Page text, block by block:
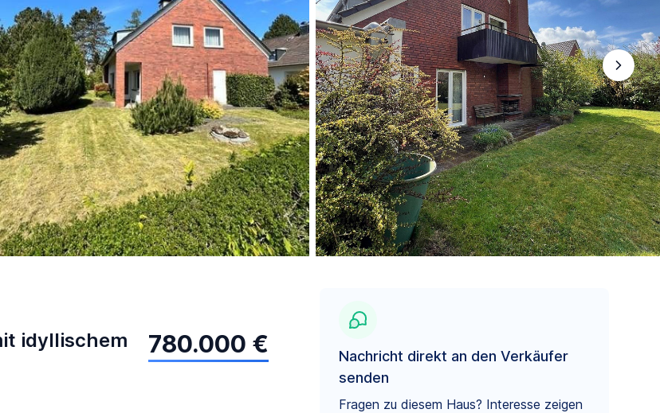
idyllischem
780.000 €
Nachricht direkt an den Verkäufer
senden
Fragen zu diesem Haus? Interesse zeigen